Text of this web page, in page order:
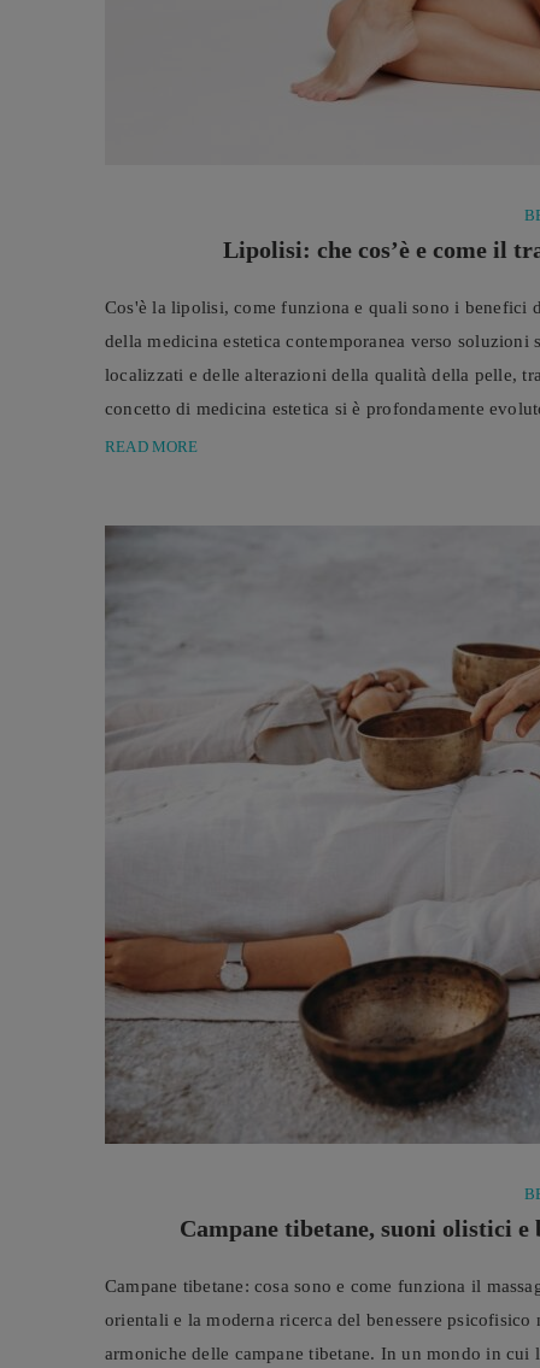
Lipolisi: che cos’è e come il
Cos'è la lipolisi, come funziona e quali sono i benefici
della medicina estetica contemporanea verso
localizzati e delle alterazioni della qualità della pelle,
concetto di medicina estetica si è profondamente
i tratti distintivi di una persona, ...
READ MORE
Campane tibetane, suoni olistici e
Campane tibetane: cosa sono e come funziona il
orientali e la moderna ricerca del benessere
armoniche delle campane tibetane. In un mondo in